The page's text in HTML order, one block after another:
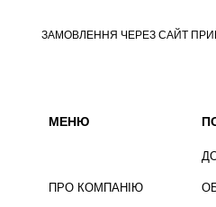
ПРО КОМПАНІЮ
МЕНЮ
ЗАМОВЛЕННЯ ЧЕРЕЗ САЙТ